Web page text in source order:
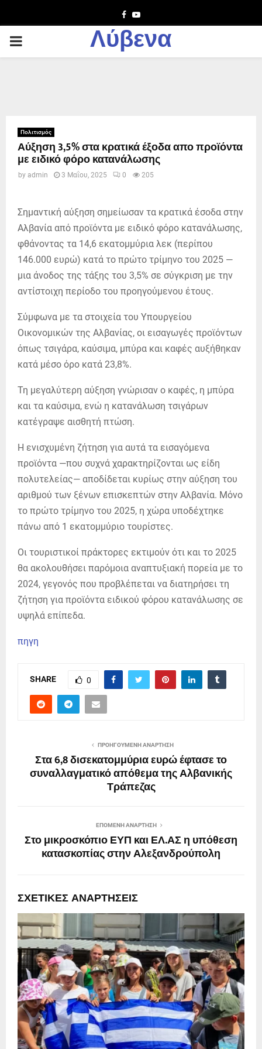
Facebook
Youtube
PRIMARY
Λύβενα
Πολιτισμός
Αύξηση 3,5% στα κρατικά έξοδα απο προϊόντα
με ειδικό φόρο κατανάλωσης
by admin 3 Μαΐου, 2025 0 205
Σημαντική αύξηση σημείωσαν τα κρατικά έσοδα στην
Αλβανία από προϊόντα με ειδικό φόρο κατανάλωσης,
φθάνοντας τα 14,6 εκατομμύρια λεκ (περίπου
146.000 ευρώ) κατά το πρώτο τρίμηνο του 2025 —
μια άνοδος της τάξης του 3,5% σε σύγκριση με την
αντίστοιχη περίοδο του προηγούμενου έτους.
Σύμφωνα με τα στοιχεία του Υπουργείου
Οικονομικών της Αλβανίας, οι εισαγωγές προϊόντων
όπως τσιγάρα, καύσιμα, μπύρα και καφές αυξήθηκαν
κατά μέσο όρο κατά 23,8%.
Τη μεγαλύτερη αύξηση γνώρισαν ο καφές, η μπύρα
και τα καύσιμα, ενώ η κατανάλωση τσιγάρων
κατέγραψε αισθητή πτώση.
Η ενισχυμένη ζήτηση για αυτά τα εισαγόμενα
προϊόντα —που συχνά χαρακτηρίζονται ως είδη
πολυτελείας— αποδίδεται κυρίως στην αύξηση του
αριθμού των ξένων επισκεπτών στην Αλβανία. Μόνο
το πρώτο τρίμηνο του 2025, η χώρα υποδέχτηκε
πάνω από 1 εκατομμύριο τουρίστες.
Οι τουριστικοί πράκτορες εκτιμούν ότι και το 2025
θα ακολουθήσει παρόμοια αναπτυξιακή πορεία με το
2024, γεγονός που προβλέπεται να διατηρήσει τη
ζήτηση για προϊόντα ειδικού φόρου κατανάλωσης σε
υψηλά επίπεδα.
πηγη
SHARE 0
ΠΡΟΗΓΟΎΜΕΝΗ ΑΝΆΡΤΗΣΗ
Στα 6,8 δισεκατομμύρια ευρώ έφτασε το
συναλλαγματικό απόθεμα της Αλβανικής
Τράπεζας
ΕΠΌΜΕΝΗ ΑΝΆΡΤΗΣΗ
Στο μικροσκόπιο ΕΥΠ και ΕΛ.ΑΣ η υπόθεση
κατασκοπίας στην Αλεξανδρούπολη
ΣΧΕΤΙΚΈΣ ΑΝΑΡΤΉΣΕΙΣ